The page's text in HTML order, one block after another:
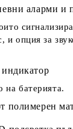
аларми и
и опция за
на батерията.
полимерен